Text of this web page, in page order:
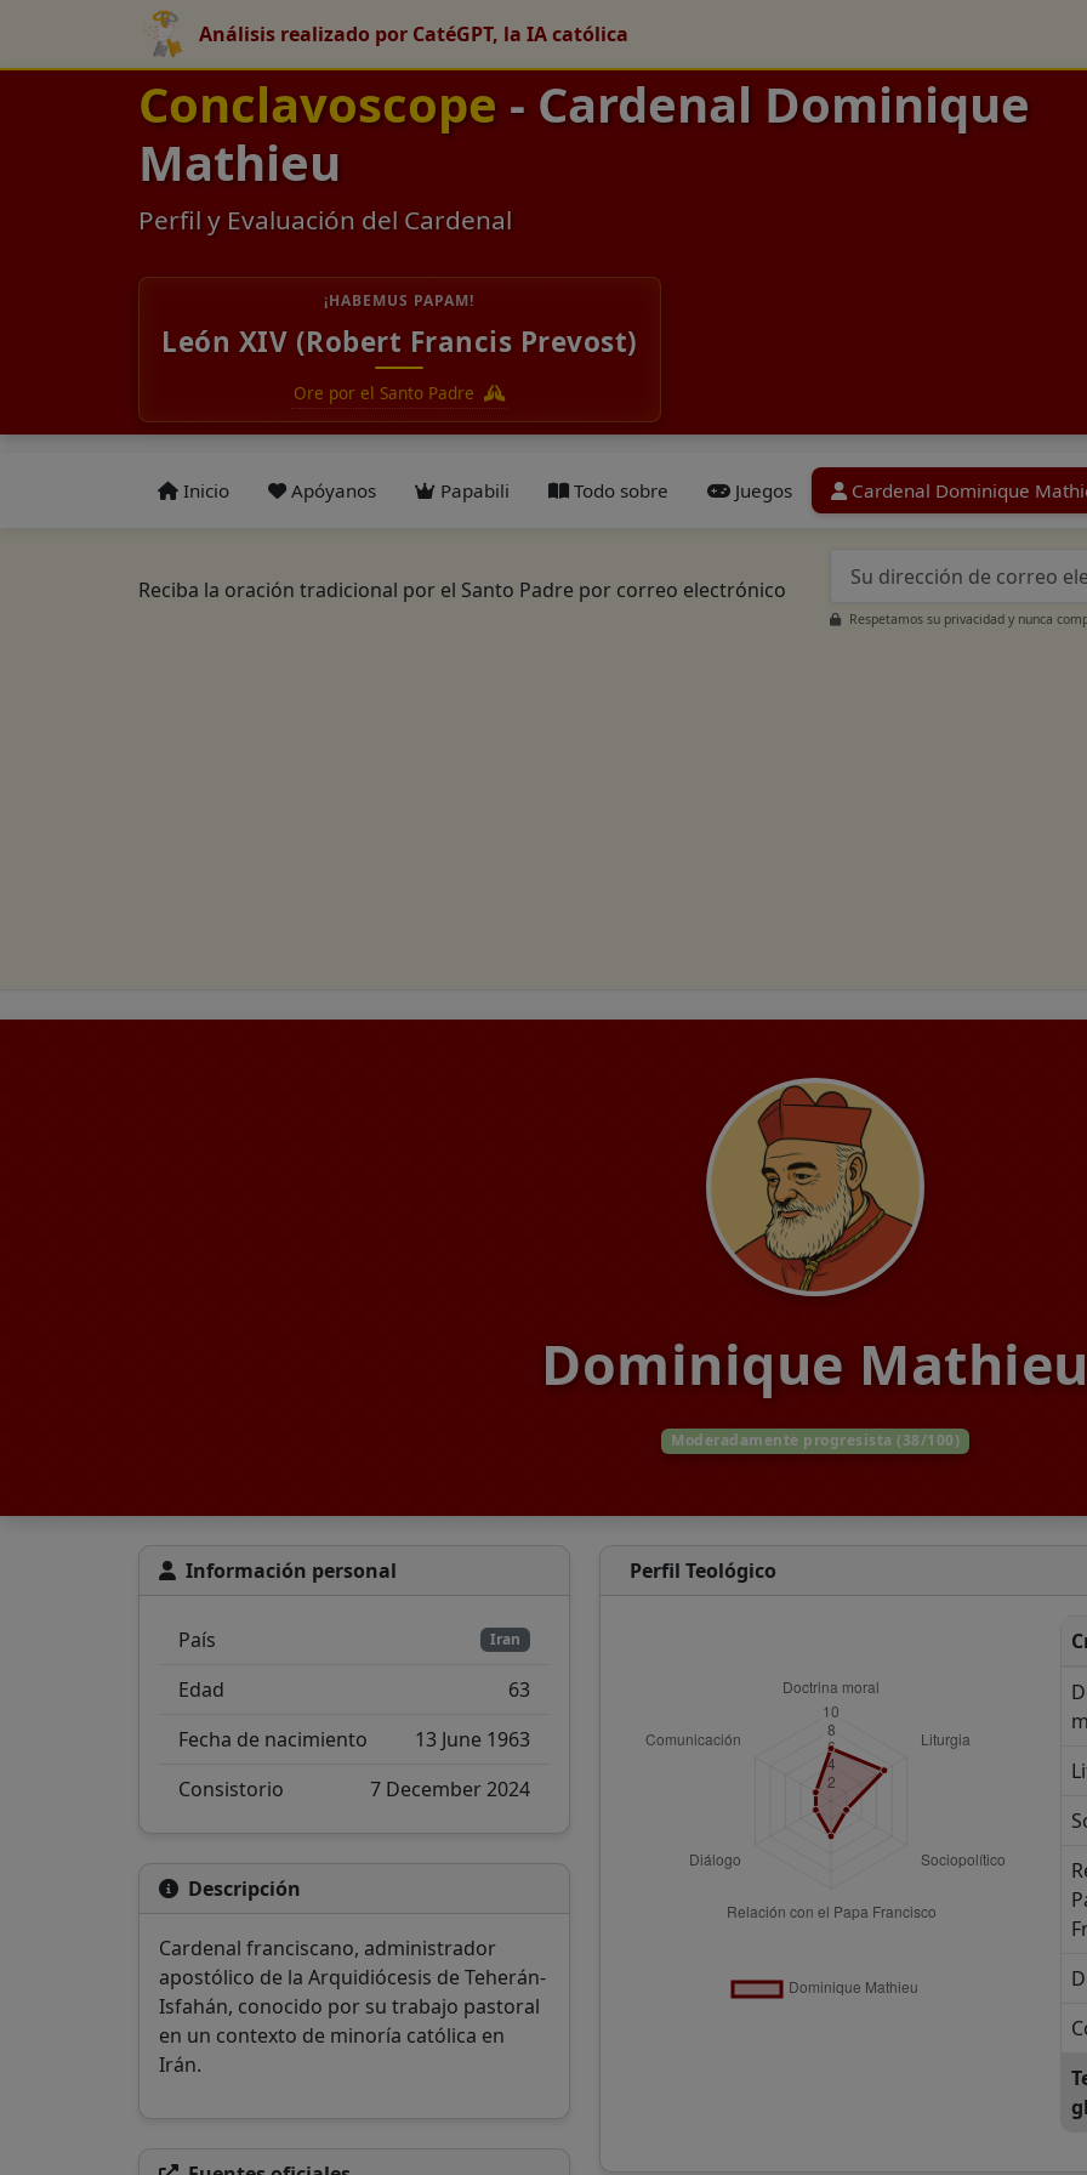
Análisis realizado por CatéGPT, la IA católica
Conclavoscope - Cardenal Dominique
Mathieu
Perfil y Evaluación del Cardenal
¡HABEMUS PAPAM!
León XIV (Robert Francis Prevost)
Ore por el Santo Padre
Inicio Apóyanos Papabili Todo sobre Juegos Cardenal Dominique
Reciba la oración tradicional por el Santo Padre por correo electrónico
Respetamos su privacidad y nunca
Dominique
Moderadamente progresista (38/100)
Información personal
País Iran
Edad
63
Fecha de nacimiento
13 June 1963
Consistorio
7 December 2024
Descripción
Cardenal franciscano, administrador
apostólico de la Arquidiócesis de Teherán-
Isfahán, conocido por su trabajo pastoral
en un contexto de minoría católica en
Irán.
Perfil Teológico